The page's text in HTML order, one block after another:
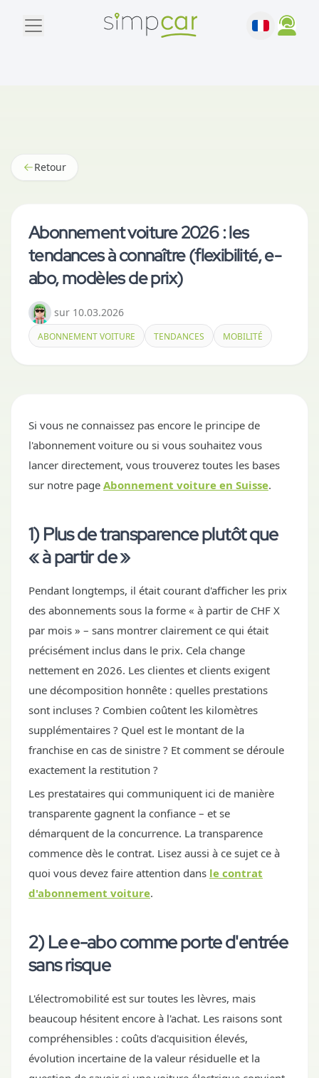
Retour
Abonnement voiture 2026 : les
tendances à connaître (flexibilité, e-
abo, modèles de prix)
sur 10.03.2026
ABONNEMENT VOITURE TENDANCES MOBILITÉ
Si vous ne connaissez pas encore le principe de
l'abonnement voiture ou si vous souhaitez vous
lancer directement, vous trouverez toutes les bases
sur notre page Abonnement voiture en Suisse.
1) Plus de transparence plutôt que
« à partir de »
Pendant longtemps, il était courant d'afficher les prix
des abonnements sous la forme « à partir de CHF X
par mois » – sans montrer clairement ce qui était
précisément inclus dans le prix. Cela change
nettement en 2026. Les clientes et clients exigent
une décomposition honnête : quelles prestations
sont incluses ? Combien coûtent les kilomètres
supplémentaires ? Quel est le montant de la
franchise en cas de sinistre ? Et comment se déroule
exactement la restitution ?
Les prestataires qui communiquent ici de manière
transparente gagnent la confiance – et se
démarquent de la concurrence. La transparence
commence dès le contrat. Lisez aussi à ce sujet ce à
quoi vous devez faire attention dans le contrat
d'abonnement voiture.
2) Le e-abo comme porte d'entrée
sans risque
L'électromobilité est sur toutes les lèvres, mais
beaucoup hésitent encore à l'achat. Les raisons sont
compréhensibles : coûts d'acquisition élevés,
évolution incertaine de la valeur résiduelle et la